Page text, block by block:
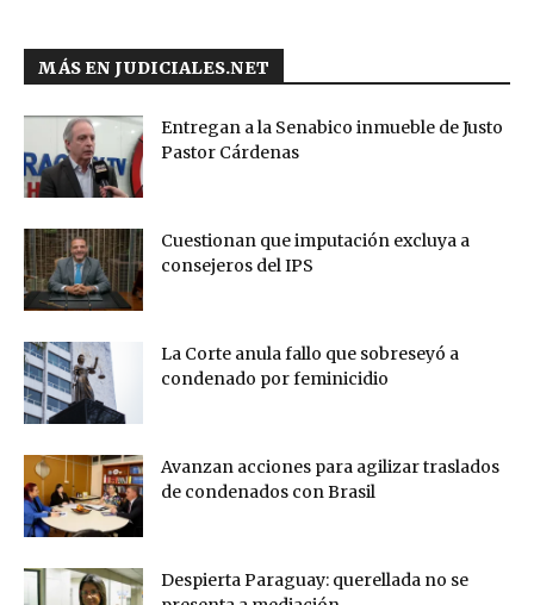
MÁS EN JUDICIALES.NET
Entregan a la Senabico inmueble de Justo
Pastor Cárdenas
Cuestionan que imputación excluya a
consejeros del IPS
La Corte anula fallo que sobreseyó a
condenado por feminicidio
Avanzan acciones para agilizar traslados
de condenados con Brasil
Despierta Paraguay: querellada no se